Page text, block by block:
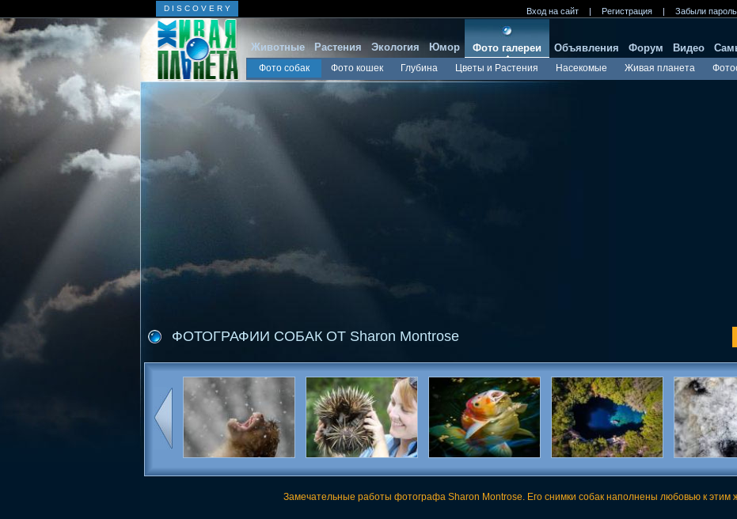
D I S C O V E R Y Вход на сайт | Регистрация | Забыли
Животные Растения Экология Юмор Фото галереи
Фото собак Фото кошек Глубина Цветы и Растения Насекомые Живая планета
Объявления Форум Видео
ФОТОГРАФИИ СОБАК ОТ Sharon Montrose
Замечательные работы фотографа Sharon Montrose. Его снимки собак наполнены любовью к этим